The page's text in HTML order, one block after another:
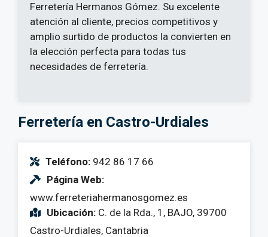
Ferretería Hermanos Gómez. Su excelente
atención al cliente, precios competitivos y
amplio surtido de productos la convierten en
la elección perfecta para todas tus
necesidades de ferretería.
Ferretería en Castro-Urdiales
Teléfono: 942 86 17 66
Página Web:
www.ferreteriahermanosgomez.es
Ubicación: C. de la Rda., 1, BAJO, 39700
Castro-Urdiales, Cantabria